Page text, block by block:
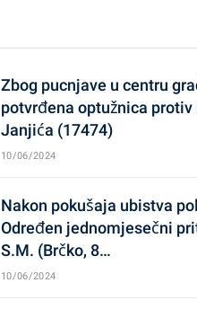
Zbog pucnjave u centru
potvrđena optužnica protiv
Janjića (17474)
10/06/2024
Nakon pokušaja ubistva
Određen jednomjesečni
S.M. (Brčko, 8…
10/06/2024